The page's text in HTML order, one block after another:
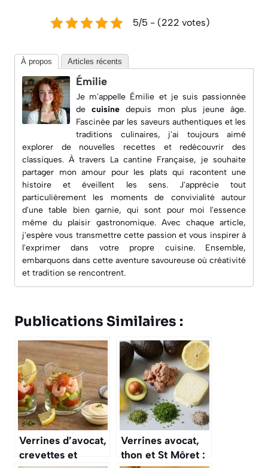
5/5 - (222 votes)
À propos Articles récents
Émilie
Je m'appelle Émilie et je suis passionnée
decuisine depuis mon plus jeune âge.
Fascinée par les saveurs authentiques et les
traditions culinaires, j'ai toujours aimé
explorer de nouvelles recettes et redécouvrir des
classiques. À travers La cantine Française, je souhaite
partager mon amour pour les plats qui racontent une
histoire et éveillent les sens. J'apprécie tout
particulièrement les moments de convivialité autour
d'une table bien garnie, qui sont pour moi l'essence
même du plaisir gastronomique. Avec chaque article,
j'espère vous transmettre cette passion et vous inspirer à
l'exprimer dans votre propre cuisine. Ensemble,
embarquons dans cette aventure savoureuse où créativité
et tradition se rencontrent.
Publications Similaires :
Verrines d’avocat,
crevettes et
Verrines avocat,
thon et St Môret :